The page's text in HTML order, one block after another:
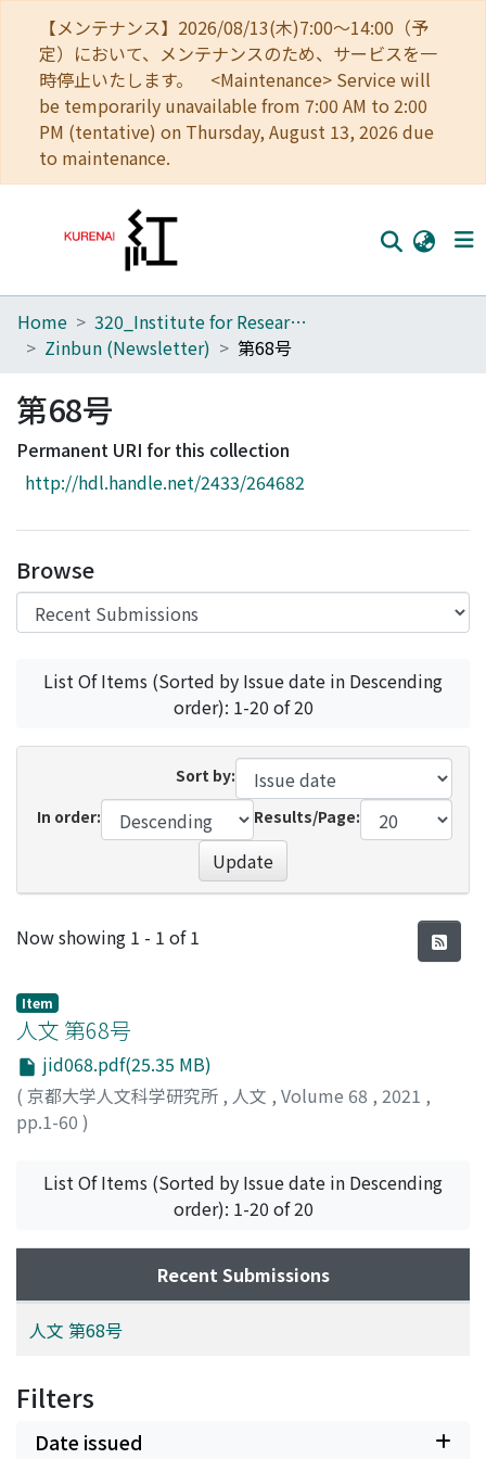
【メンテナンス】2026/08/13(木)7:00～14:00（予
定）において、メンテナンスのため、サービスを一
時停止いたします。 <Maintenance> Service will
be temporarily unavailable from 7:00 AM to 2:00
PM (tentative) on Thursday, August 13, 2026 due
to maintenance.
Home
Browse
Download Ranking
Access Statistics
Home
320_Institute for Research in Humanities
Zinbun (Newsletter)
第68号
第68号
Permanent URI for this collection
http://hdl.handle.net/2433/264682
Browse
List Of Items (Sorted by Issue date in Descending
order): 1-20 of 20
Sort by:
In order:
Results/Page:
Update
Recent Submissions
Now showing 1 - 1 of 1
Item
人文 第68号
jid068.pdf(25.35 MB)
( 京都大学人文科学研究所 , 人文 , Volume 68 , 2021 ,
pp.1-60 )
List Of Items (Sorted by Issue date in Descending
order): 1-20 of 20
Recent Submissions
人文 第68号
Filters
Date issued